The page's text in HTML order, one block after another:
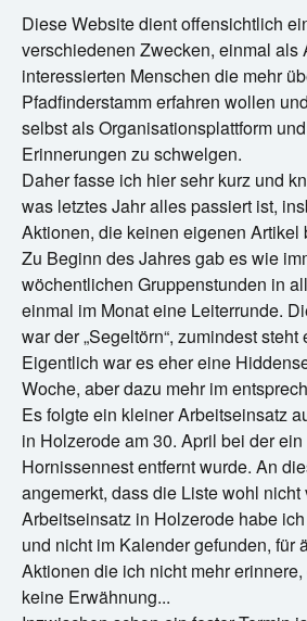
Diese Website dient offensichtlich
verschiedenen Zwecken, einmal als
interessierten Menschen die mehr
Pfadfinderstamm erfahren wollen
selbst als Organisationsplattform
Erinnerungen zu schwelgen.
Daher fasse ich hier sehr kurz und
was letztes Jahr alles passiert ist,
Aktionen, die keinen eigenen Artikel
Zu Beginn des Jahres gab es wie
wöchentlichen Gruppenstunden in
einmal im Monat eine Leiterrunde.
war der „Segeltörn“, zumindest
Eigentlich war es eher eine
Woche, aber dazu mehr im
Es folgte ein kleiner Arbeitseinsatz
in Holzerode am 30. April bei der
Hornissennest entfernt wurde. An
angemerkt, dass die Liste wohl
Arbeitseinsatz in Holzerode habe
und nicht im Kalender gefunden, für
Aktionen die ich nicht mehr
keine Erwähnung...